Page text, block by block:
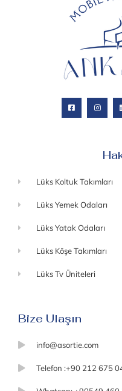
Lüks Koltuk Takımları
Lüks Yemek Odaları
Lüks Yatak Odaları
Lüks Köşe Takımları
Lüks Tv Üniteleri
Bize Ulaşın
info@asortie.com
Telefon :+90 212 675